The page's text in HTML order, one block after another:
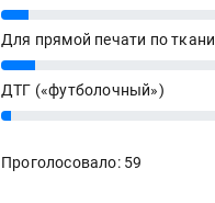
8%
Для прямой печати по ткани
10%
ДТГ («футболочный»)
3%
Проголосовало: 59